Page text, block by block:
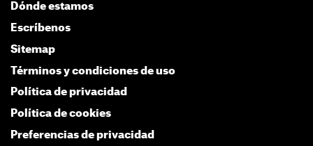
Dónde estamos
Escríbenos
Sitemap
Términos y condiciones de uso
Política de privacidad
Política de cookies
Preferencias de privacidad